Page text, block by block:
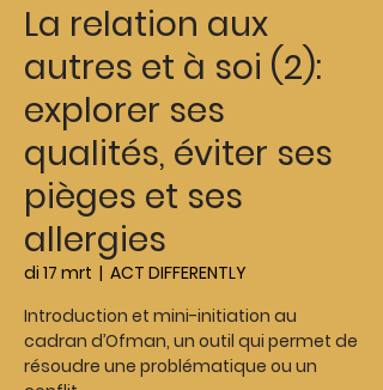
La relation aux
autres et à soi (2):
explorer ses
qualités, éviter ses
pièges et ses
allergies
di 17 mrt
  |
ACT DIFFERENTLY
Introduction et mini-initiation au
cadran d’Ofman, un outil qui permet de
résoudre une problématique ou un